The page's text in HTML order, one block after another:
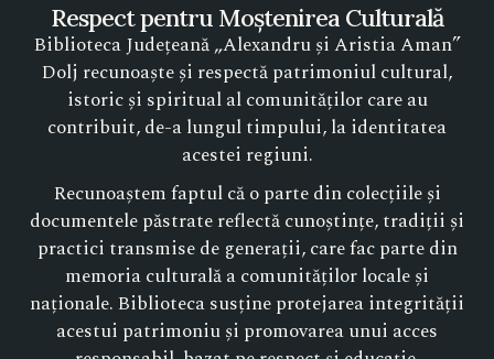
Respect pentru Moștenirea Culturală
Biblioteca Județeană „Alexandru și Aristia Aman”
Dolj recunoaște și respectă patrimoniul cultural,
istoric și spiritual al comunităților care au
contribuit, de-a lungul timpului, la identitatea
acestei regiuni.
Recunoaștem faptul că o parte din colecțiile și
documentele păstrate reflectă cunoștințe, tradiții și
practici transmise de generații, care fac parte din
memoria culturală a comunităților locale și
naționale. Biblioteca susține protejarea integrității
acestui patrimoniu și promovarea unui acces